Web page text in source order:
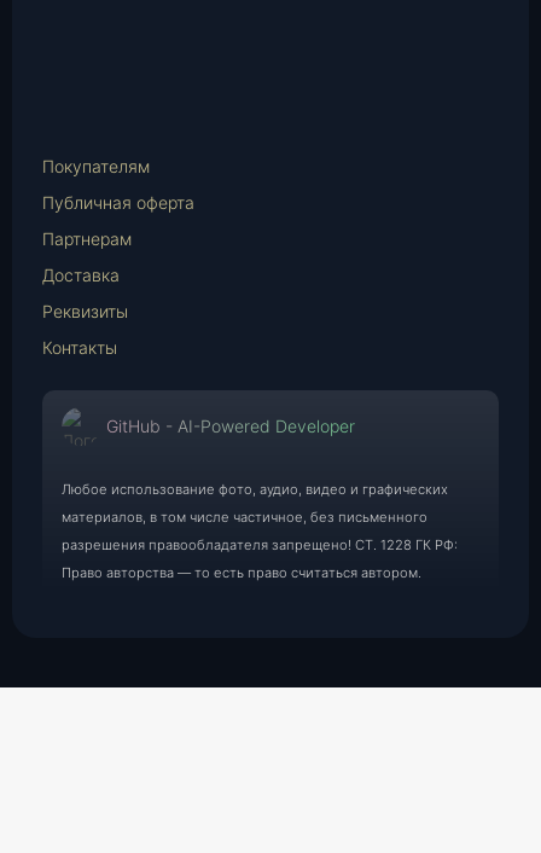
Mail
Покупателям
Публичная оферта
Партнерам
Доставка
Реквизиты
Контакты
GitHub - AI-Powered Developer
Любое использование фото, аудио, видео и графических
материалов, в том числе частичное, без письменного
разрешения правообладателя запрещено! СТ. 1228 ГК РФ:
Право авторства — то есть право считаться автором.